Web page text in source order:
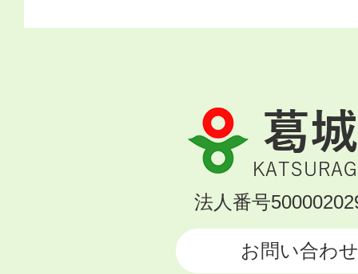
葛
城
市
KATSURAGI
法人番号
お問い合わせ